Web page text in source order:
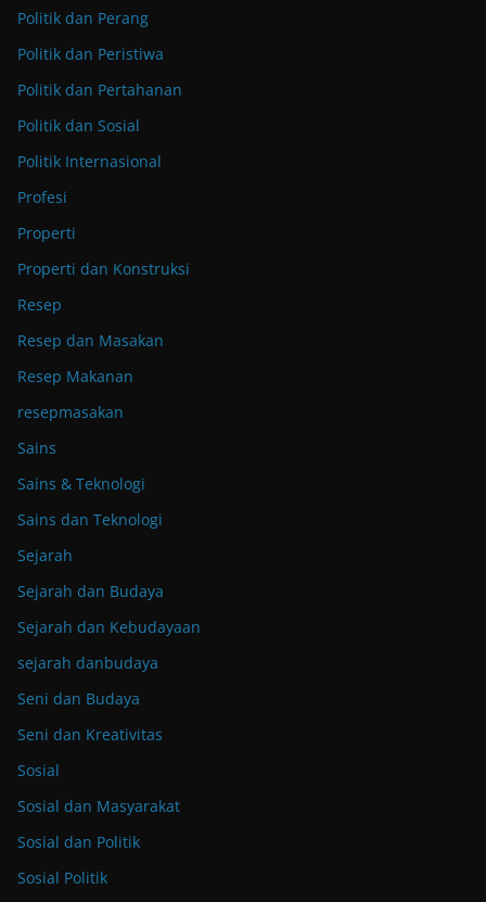
Politik dan Perang
Politik dan Peristiwa
Politik dan Pertahanan
Politik dan Sosial
Politik Internasional
Profesi
Properti
Properti dan Konstruksi
Resep
Resep dan Masakan
Resep Makanan
resepmasakan
Sains
Sains & Teknologi
Sains dan Teknologi
Sejarah
Sejarah dan Budaya
Sejarah dan Kebudayaan
sejarah danbudaya
Seni dan Budaya
Seni dan Kreativitas
Sosial
Sosial dan Masyarakat
Sosial dan Politik
Sosial Politik